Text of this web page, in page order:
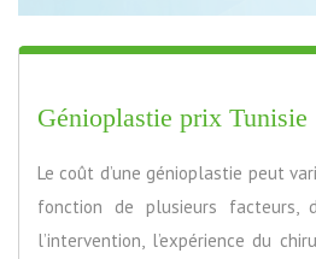
Génioplastie prix Tunisie
Le coût d’une génioplastie peut
fonction de plusieurs facteurs,
l’intervention, l’expérience du